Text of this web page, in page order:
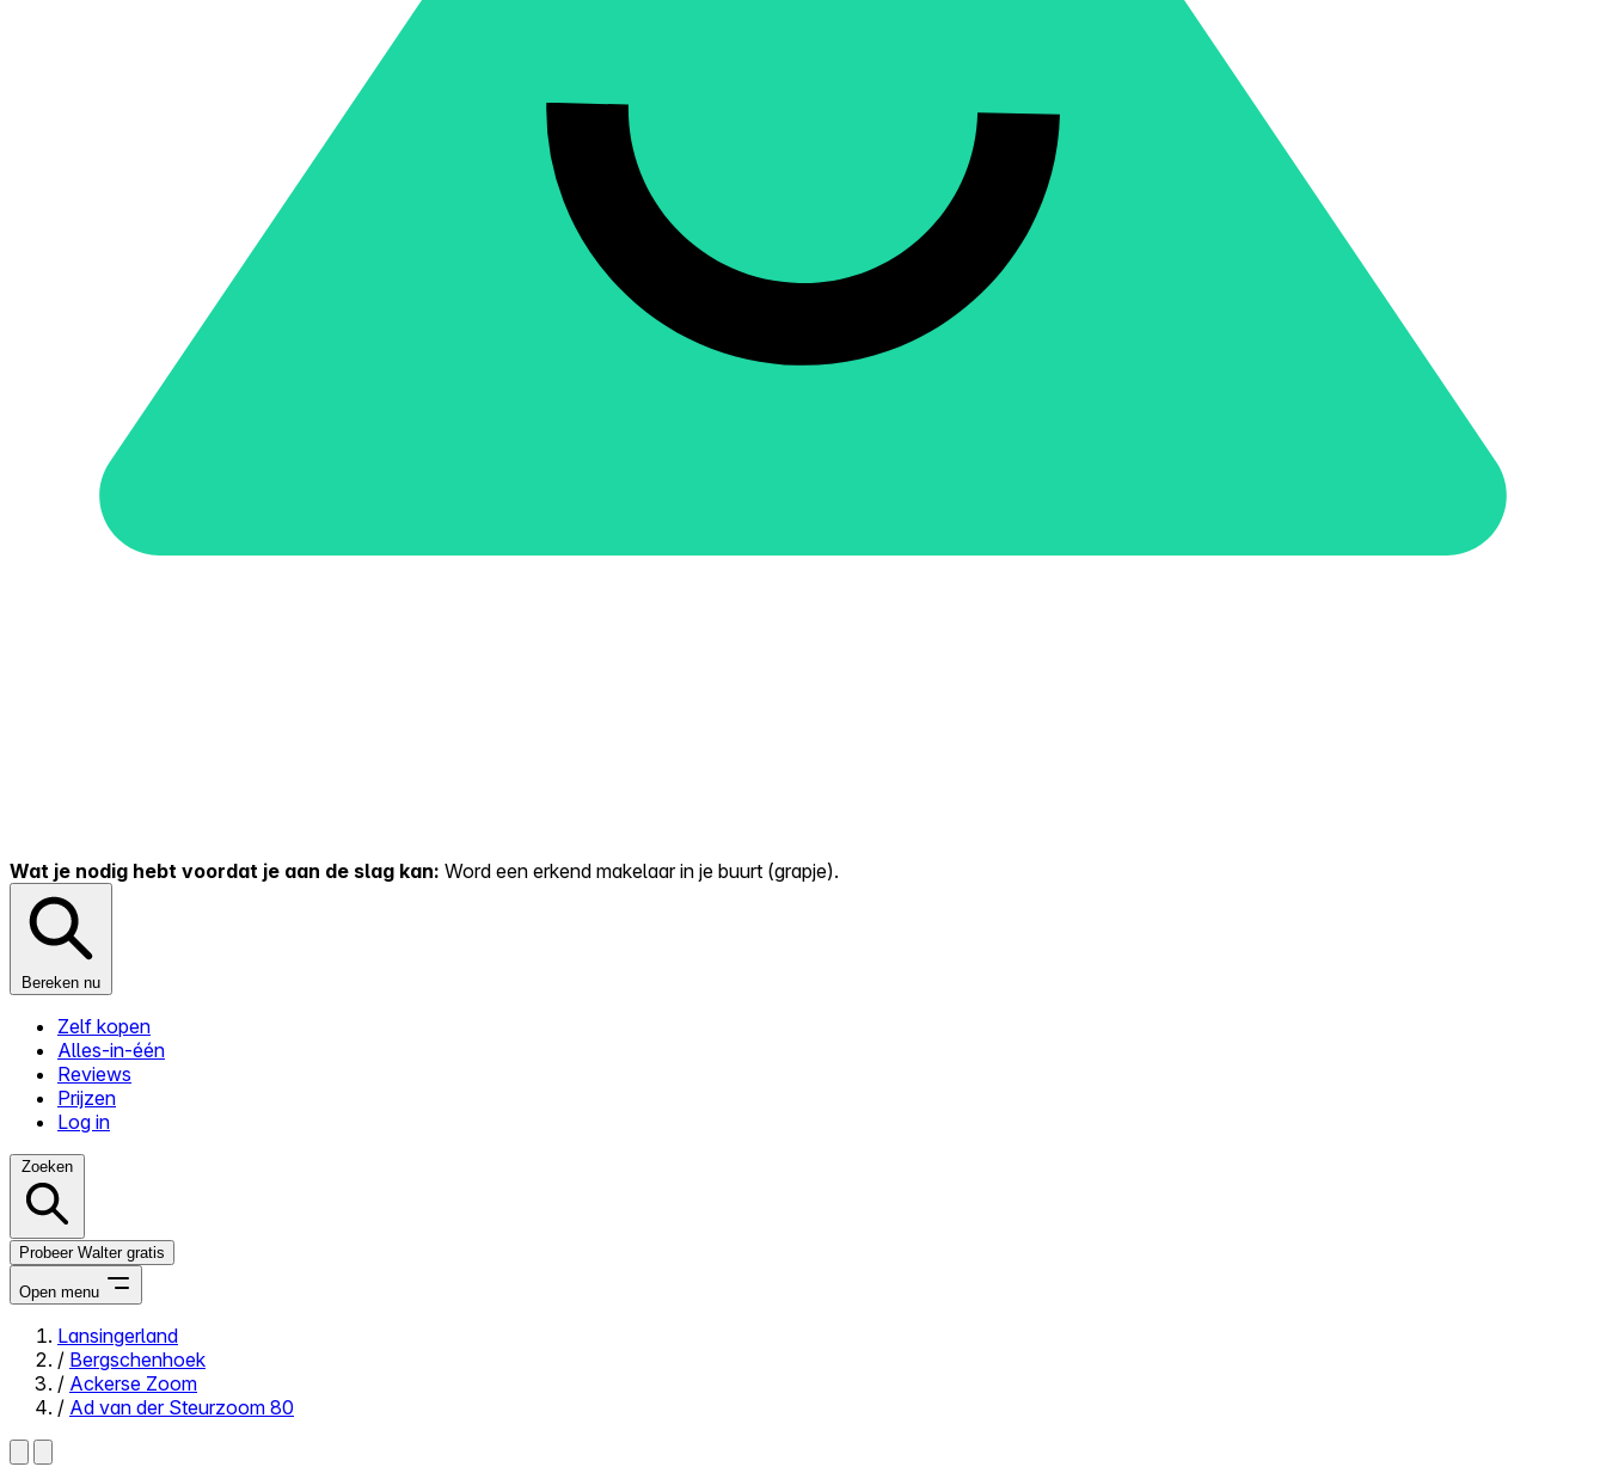
Wat je nodig hebt voordat je aan de slag kan: Word een erkend makelaar in je buurt (grapje).
Bereken nu
Zelf kopen
Alles-in-één
Reviews
Prijzen
Log in
Zoeken
Probeer Walter gratis
Open menu
Close menu
Lansingerland
/ Bergschenhoek
/ Ackerse Zoom
/ Ad van der Steurzoom 80